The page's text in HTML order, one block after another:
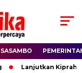
SASAMBO
Lanjutkan Kiprah